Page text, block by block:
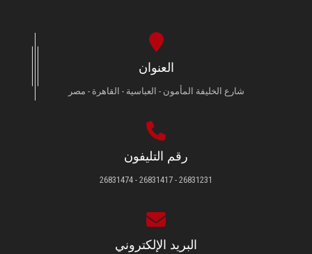
العنوان
شارع الخليفة المأمون - العباسية - القاهرة - مصر
رقم التليفون
26831231 - 26831417 - 26831474
البريد الإلكتروني